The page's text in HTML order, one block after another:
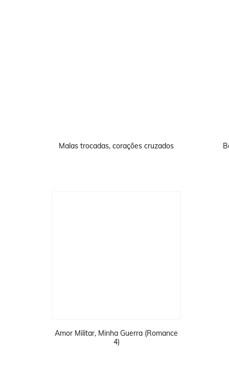
Malas trocadas, corações cruzados
Amor Militar, Minha Guerra (Romance
4)